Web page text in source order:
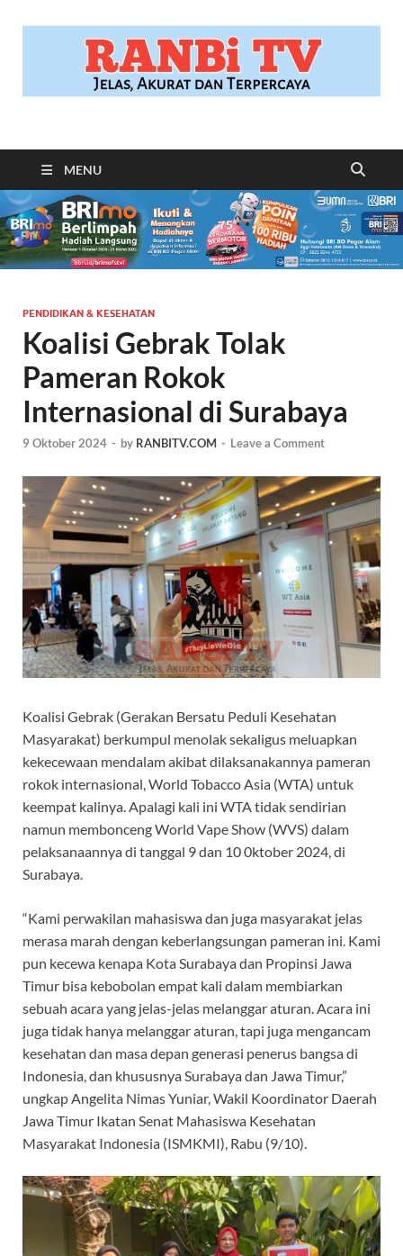
RANBITV.COM
MENU
PENDIDIKAN & KESEHATAN
Koalisi Gebrak Tolak
Pameran Rokok
Internasional di Surabaya
9 Oktober 2024 - by RANBITV.COM - Leave a Comment
Koalisi Gebrak (Gerakan Bersatu Peduli Kesehatan
Masyarakat) berkumpul menolak sekaligus meluapkan
kekecewaan mendalam akibat dilaksanakannya pameran
rokok internasional, World Tobacco Asia (WTA) untuk
keempat kalinya. Apalagi kali ini WTA tidak sendirian
namun membonceng World Vape Show (WVS) dalam
pelaksanaannya di tanggal 9 dan 10 0ktober 2024, di
Surabaya.
“Kami perwakilan mahasiswa dan juga masyarakat jelas
merasa marah dengan keberlangsungan pameran ini. Kami
pun kecewa kenapa Kota Surabaya dan Propinsi Jawa
Timur bisa kebobolan empat kali dalam membiarkan
sebuah acara yang jelas-jelas melanggar aturan. Acara ini
juga tidak hanya melanggar aturan, tapi juga mengancam
kesehatan dan masa depan generasi penerus bangsa di
Indonesia, dan khususnya Surabaya dan Jawa Timur,”
ungkap Angelita Nimas Yuniar, Wakil Koordinator Daerah
Jawa Timur Ikatan Senat Mahasiswa Kesehatan
Masyarakat Indonesia (ISMKMI), Rabu (9/10).